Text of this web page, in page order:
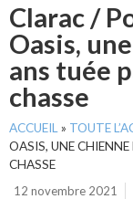
Clarac /
Oasis,
ans tuée
chasse
ACCUEIL » TOUTE
OASIS, UNE
CHASSE
12 novembre 2021